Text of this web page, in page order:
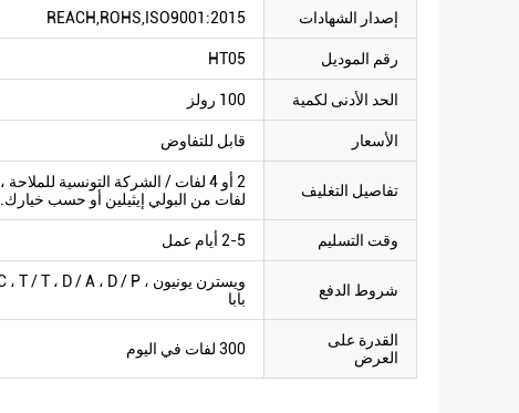
إصدار الشهادات REACH,ROHS,ISO9001:2015
رقم الموديل HT05
الحد الأدنى لكمية 100 رولز
الأسعار قابل للتفاوض
تفاصيل التغليف
لفات من البولي إيثيلين أو حسب خيارك.
وقت التسليم 2-5 أيام عمل
شروط الدفع
بابا
القدرة على
العرض
300 لفات في اليوم